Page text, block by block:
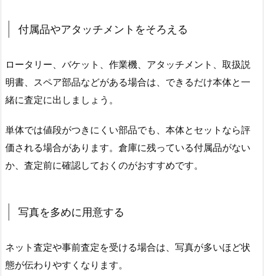
付属品やアタッチメントをそろえる
ロータリー、バケット、作業機、アタッチメント、取扱説
明書、スペア部品などがある場合は、できるだけ本体と一
緒に査定に出しましょう。
単体では値段がつきにくい部品でも、本体とセットなら評
価される場合があります。倉庫に残っている付属品がない
か、査定前に確認しておくのがおすすめです。
写真を多めに用意する
ネット査定や事前査定を受ける場合は、写真が多いほど状
態が伝わりやすくなります。